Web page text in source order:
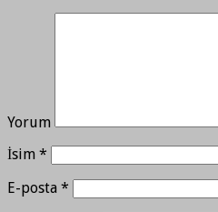
Yorum
İsim *
E-posta *